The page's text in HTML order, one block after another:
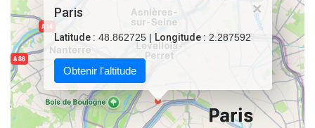
×
Paris
Latitude : 48.862725 | Longitude : 2.287592
Obtenir l'altitude